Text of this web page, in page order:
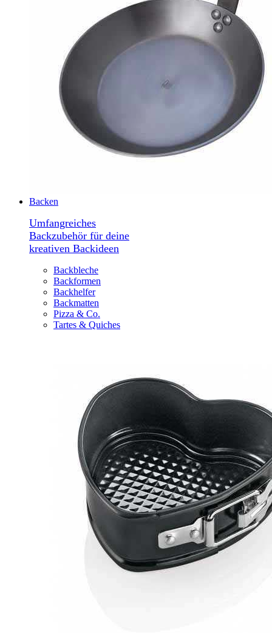
Backen
Umfangreiches
Backzubehör für deine
kreativen Backideen
Backbleche
Backformen
Backhelfer
Backmatten
Pizza & Co.
Tartes & Quiches